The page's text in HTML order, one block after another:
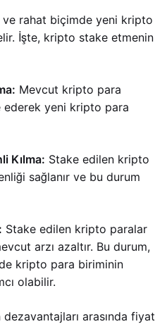
rahat biçimde yeni kripto
İşte, kripto stake etmenin
Mevcut kripto para
yeni kripto para
Kılma: Stake edilen kripto
sağlanır ve bu durum
Stake edilen kripto paralar
arzı azaltır. Bu durum,
kripto para biriminin
olabilir.
arasında fiyat